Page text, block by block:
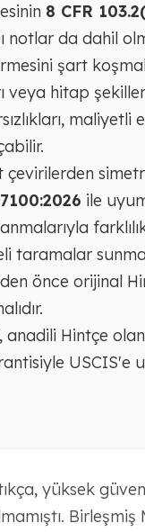
8 CFR
notlar da dahil
şart
hitap
maliyetli
çevirilerden
ile
taramalar
önce orijinal
anadili Hintçe
USCIS'e
yüksek